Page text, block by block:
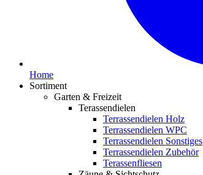
Home
Sortiment
Garten & Freizeit
Terassendielen
Terrassendielen Holz
Terrassendielen WPC
Terrassendielen Sonstiges
Terrassendielen Zubehör
Terassenfliesen